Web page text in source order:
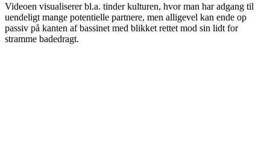
Videoen visualiserer bl.a. tinder kulturen, hvor man har adgang til
uendeligt mange potentielle partnere, men alligevel kan ende op
passiv på kanten af bassinet med blikket rettet mod sin lidt for
stramme badedragt.